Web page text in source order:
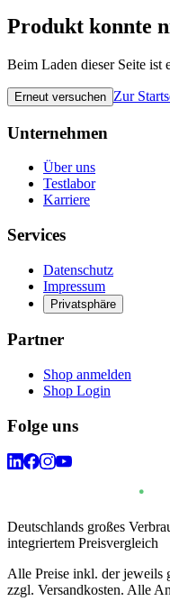
Produkt konnte
Beim Laden dieser Seite ist
Erneut versuchen Zur
Unternehmen
Über uns
Testlabor
Karriere
Services
Datenschutz
Impressum
Privatsphäre
Partner
Shop anmelden
Shop Login
Folge uns
Deutschlands großes
integriertem Preisvergleich
Alle Preise inkl. der jeweils
zzgl. Versandkosten. Alle